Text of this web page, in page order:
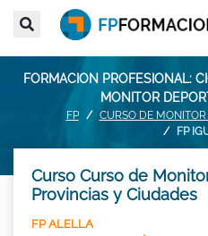
FORMACION PROFESIONAL:
MONITOR
FP
CURSO DE
FP
Curso Curso de
Provincias y Ciudades
FP ALELLA